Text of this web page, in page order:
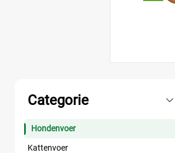
Categorie
Hondenvoer
Kattenvoer